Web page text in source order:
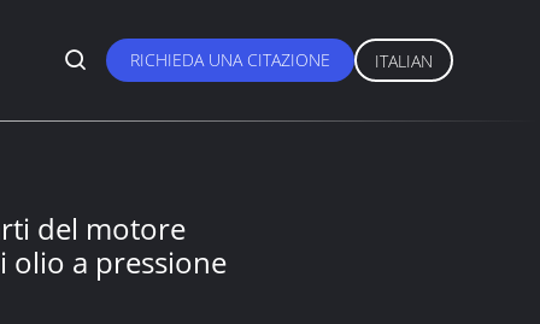
RICHIEDA UNA CITAZIONE ITALIAN
del motore
olio a pressione